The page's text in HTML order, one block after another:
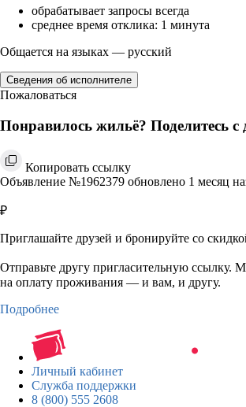
обрабатывает запросы всегда
среднее время отклика: 1 минута
Общается на языках — русский
Сведения об исполнителе
Пожаловаться
Понравилось жильё? Поделитесь с
Копировать ссылку
Объявление №1962379 обновлено 1 месяц
₽
Приглашайте друзей и бронируйте со
Отправьте другу пригласительную ссылку.
на оплату проживания — и вам, и другу.
Подробнее
Личный кабинет
Служба поддержки
8 (800) 555 2608